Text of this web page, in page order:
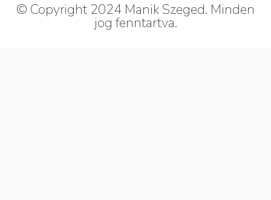
© Copyright 2024 Manik Szeged. Minden
jog fenntartva.